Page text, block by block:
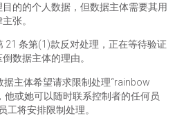
的的个人数据，但数据主体需要其用
张。
21 条第(1)款反对处理，正在等待验证
数据主体的理由。
主体希望请求限制处理“rainbow
他或她可以随时联系控制者的任何员
工将安排限制处理。